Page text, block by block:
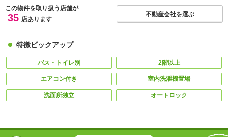
この物件を取り扱う店舗が
35 店あります
不動産会社を選ぶ
特徴ピックアップ
バス・トイレ別 2階以上
エアコン付き 室内洗濯機置場
洗面所独立 オートロック